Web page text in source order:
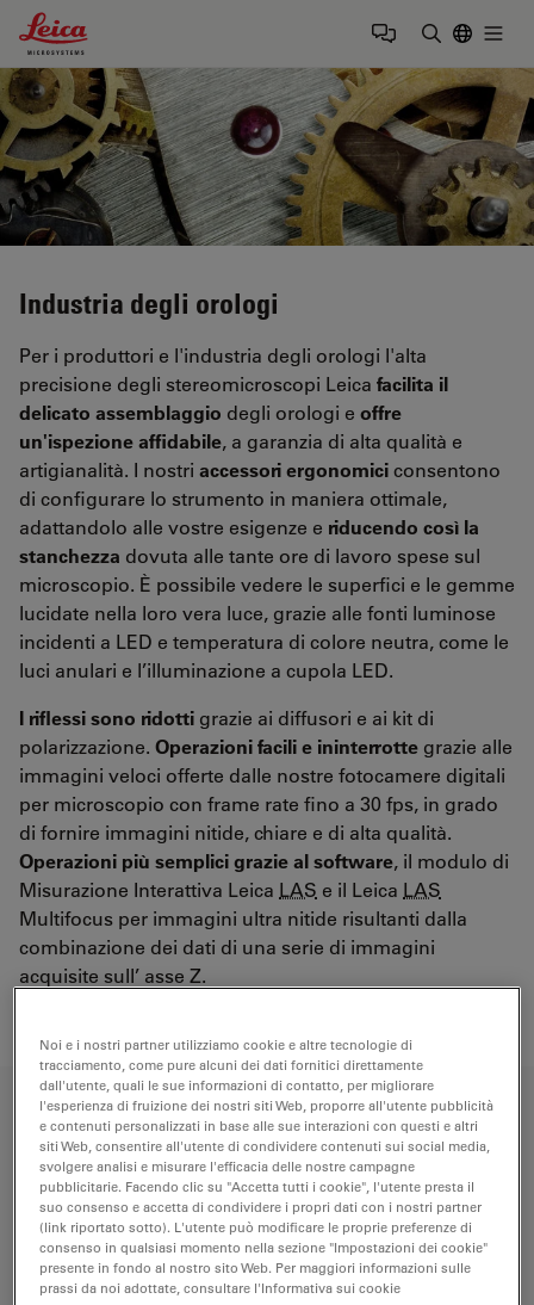
Leica Microsystems Logo
Industria degli orologi
Per i produttori e l'industria degli orologi l'alta
precisione degli stereomicroscopi Leica facilita il
delicato assemblaggio degli orologi e offre
un'ispezione affidabile, a garanzia di alta qualità e
artigianalità. I nostri accessori ergonomiciconsentono
di configurare lo strumento in maniera ottimale,
adattandolo alle vostre esigenze e riducendo così la
stanchezza dovuta alle tante ore di lavoro spese sul
microscopio. È possibile vedere le superfici e le gemme
lucidate nella loro vera luce, grazie alle fonti luminose
incidenti a LED e temperatura di colore neutra, come le
luci anulari e l’illuminazione a cupola LED.
I riflessi sono ridotti grazie ai diffusori e ai kit di
polarizzazione. Operazioni facili e ininterrotte grazie alle
immagini veloci offerte dalle nostre fotocamere digitali
per microscopio con frame rate fino a 30 fps, in grado
di fornire immagini nitide, chiare e di alta qualità.
Operazioni più semplici grazie al software, il modulo di
Misurazione Interattiva Leica LAS e il Leica LAS
Multifocus per immagini ultra nitide risultanti dalla
combinazione dei dati di una serie di immagini
acquisite sull’ asse Z.
Garanzia di qualità
Rischio ridotto di misurazioni imprecisee di analisi
compromessa, grazie ai sistemi di microscopi integrati
dotati di unhardware codificato e automatizzatoLeica
Microsystems per il controllo di qualità, l'analisi dei
difetti e le operazioni di regolazione. I sistemi
Noi e i nostri partner utilizziamo cookie e altre tecnologie di
tracciamento, come pure alcuni dei dati fornitici direttamente
dall'utente, quali le sue informazioni di contatto, per migliorare
l'esperienza di fruizione dei nostri siti Web, proporre all'utente pubblicità
e contenuti personalizzati in base alle sue interazioni con questi e altri
siti Web, consentire all'utente di condividere contenuti sui social media,
svolgere analisi e misurare l'efficacia delle nostre campagne
pubblicitarie. Facendo clic su "Accetta tutti i cookie", l'utente presta il
suo consenso e accetta di condividere i propri dati con i nostri partner
(link riportato sotto). L'utente può modificare le proprie preferenze di
consenso in qualsiasi momento nella sezione "Impostazioni dei cookie"
presente in fondo al nostro sito Web. Per maggiori informazioni sulle
prassi da noi adottate, consultare l'Informativa sui cookie